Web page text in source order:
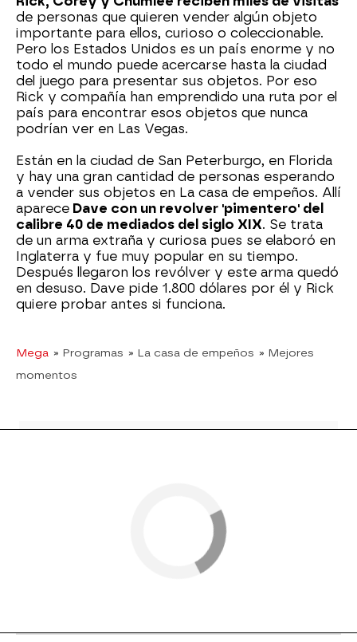
de personas que quieren vender algún objeto
importante para ellos, curioso o coleccionable.
Pero los Estados Unidos es un país enorme y no
todo el mundo puede acercarse hasta la ciudad
del juego para presentar sus objetos. Por eso
Rick y compañía han emprendido una ruta por el
país para encontrar esos objetos que nunca
podrían ver en Las Vegas.
Están en la ciudad de San Peterburgo, en Florida
y hay una gran cantidad de personas esperando
a vender sus objetos en La casa de empeños. Allí
aparece Dave con un revolver 'pimentero' del
calibre 40 de mediados del siglo XIX. Se trata
de un arma extraña y curiosa pues se elaboró en
Inglaterra y fue muy popular en su tiempo.
Después llegaron los revólver y este arma quedó
en desuso. Dave pide 1.800 dólares por él y Rick
quiere probar antes si funciona.
Mega » Programas » La casa de empeños » Mejores
momentos